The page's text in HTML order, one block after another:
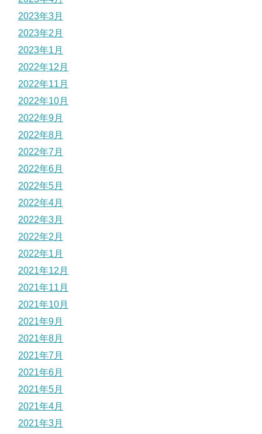
2023年3月
2023年2月
2023年1月
2022年12月
2022年11月
2022年10月
2022年9月
2022年8月
2022年7月
2022年6月
2022年5月
2022年4月
2022年3月
2022年2月
2022年1月
2021年12月
2021年11月
2021年10月
2021年9月
2021年8月
2021年7月
2021年6月
2021年5月
2021年4月
2021年3月